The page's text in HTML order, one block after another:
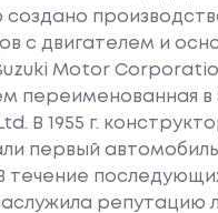
создано
с двигателем и
Motor
переименованная в
В 1955 г.
первый автомобиль
течение
репутацию